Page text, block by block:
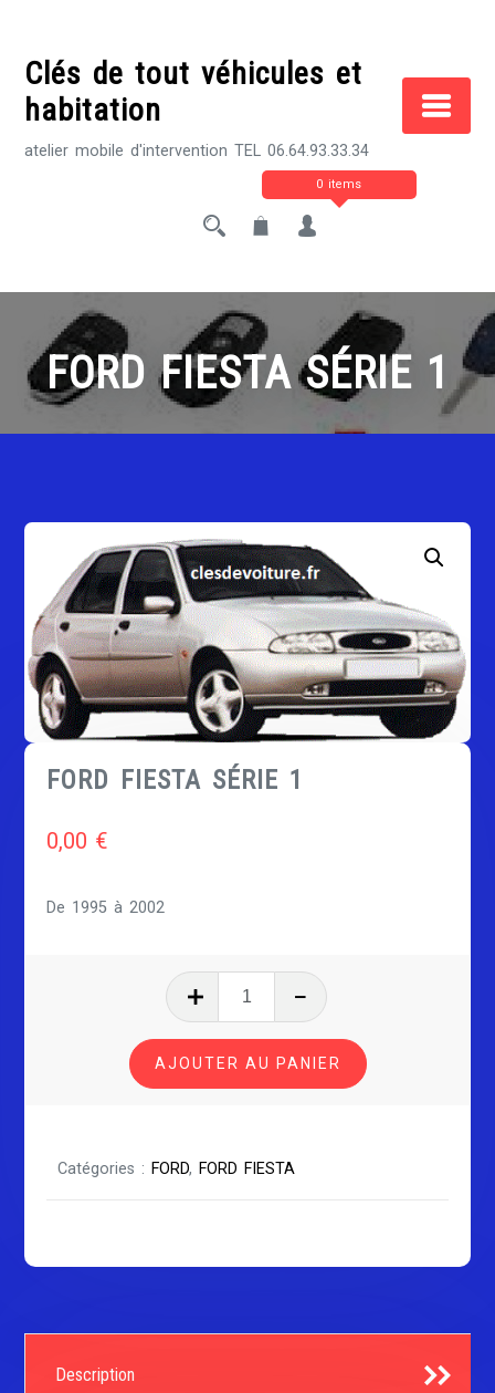
contentClés de tout véhicules et
habitation
atelier mobile d'intervention TEL 06.64.93.33.34
0 items
FORD FIESTA SÉRIE 1
FORD FIESTA SÉRIE 1
0,00 €
De 1995 à 2002
quantité
FORD
FIESTA
SÉRIE
AJOUTER AU PANIER
Catégories : FORD, FORD FIESTA
Description